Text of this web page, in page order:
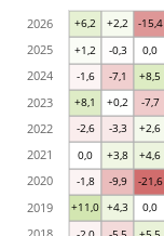
+11,0 +4,3 0,0
-1,8 -9,9 -21,6
0,0 +3,8 +4,6
-2,6 -3,3 +2,6
+8,1 +0,2 -7,7
-1,6 -7,1 +8,5
+1,2 -0,3 0,0
+6,2 +2,2 -15,4
2019
2020
2021
2022
2023
2024
2025
2026